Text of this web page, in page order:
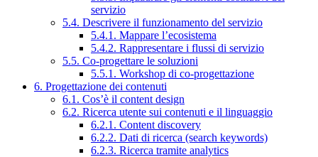
servizio
5.4. Descrivere il funzionamento del servizio
5.4.1. Mappare l’ecosistema
5.4.2. Rappresentare i flussi di servizio
5.5. Co-progettare le soluzioni
5.5.1. Workshop di co-progettazione
6. Progettazione dei contenuti
6.1. Cos’è il content design
6.2. Ricerca utente sui contenuti e il linguaggio
6.2.1. Content discovery
6.2.2. Dati di ricerca (search keywords)
6.2.3. Ricerca tramite analytics